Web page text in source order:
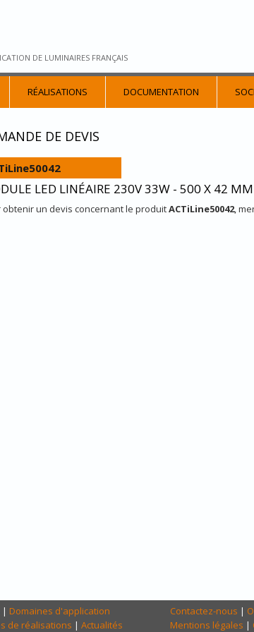
DE LUMINAIRES FRANÇAIS
RÉALISATIONS DOCUMENTATION
DE DEVIS
LED LINÉAIRE 230V 33W - 500 X 42 MM
obtenir un devis concernant le produitACTiLine50042,
| Domaines d'application
de réalisations | Actualités
Contactez-nous |
Mentions légales |